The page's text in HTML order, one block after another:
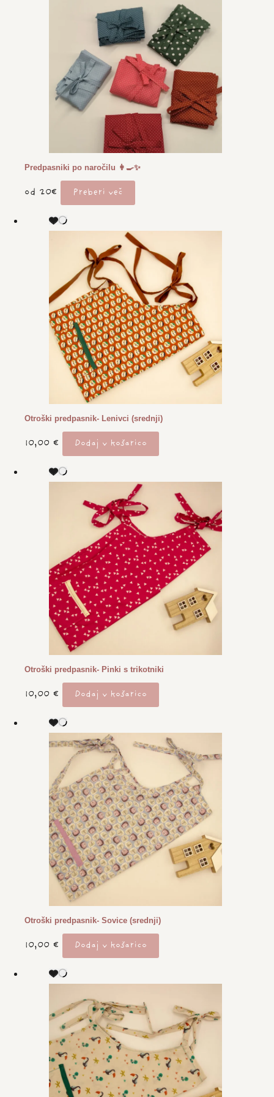
Predpasniki po naročilu 👩‍🍳✨
od 20€ Preberi več
Otroški predpasnik- Lenivci (srednji)
10,00 € Dodaj v košarico
Otroški predpasnik- Pinki s trikotniki
10,00 € Dodaj v košarico
Otroški predpasnik- Sovice (srednji)
10,00 € Dodaj v košarico